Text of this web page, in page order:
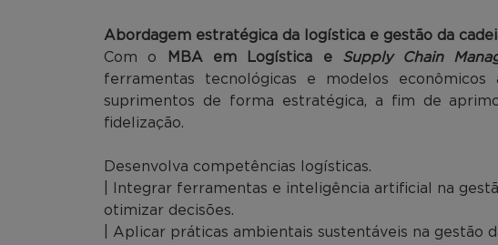
Abordagem estratégica da logística e gestão da
Com o
MBA em Logística e Supply Chain
ferramentas tecnológicas e modelos
suprimentos de forma estratégica, a fim de
fidelização.
Desenvolva competências logísticas.
| Integrar ferramentas e inteligência artificial na
otimizar decisões.
| Aplicar práticas ambientais sustentáveis na gestão